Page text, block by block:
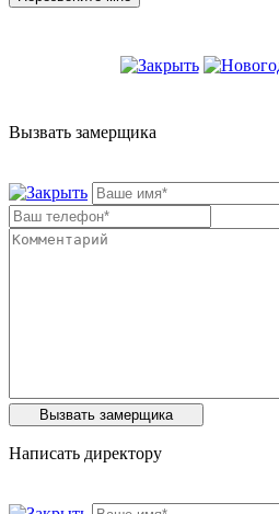
Вызвать замерщика
Написать директору